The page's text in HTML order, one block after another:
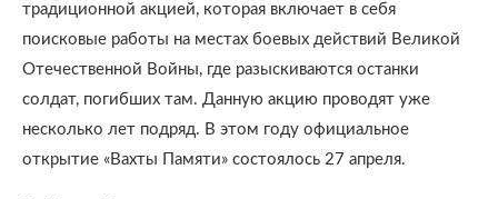
традиционной акцией, которая включает в себя
поисковые работы на местах боевых действий Великой
Отечественной Войны, где разыскиваются останки
солдат, погибших там. Данную акцию проводят уже
несколько лет подряд. В этом году официальное
открытие «Вахты Памяти» состоялось 27 апреля.